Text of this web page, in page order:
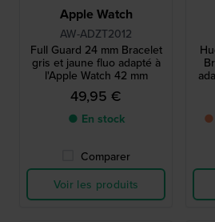
Apple Watch
AW-ADZT2012
Full Guard 24 mm Bracelet
gris et jaune fluo adapté à
l'Apple Watch 42 mm
49,95 €
● En stock
Comparer
Voir les produits
●